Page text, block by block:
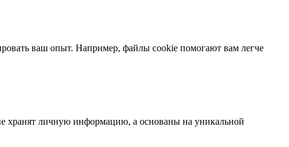
ваш опыт. Например, файлы cookie помогают вам легче
хранят личную информацию, а основаны на уникальной